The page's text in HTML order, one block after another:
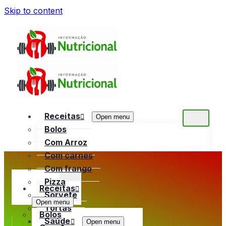
Skip to content
Receitas Open menu
Bolos
Com Arroz
Com carnes
Com frango
Pizza
Sorvete
Tortas
Saúde
Open menu
Receitas
Open menu
Bolos